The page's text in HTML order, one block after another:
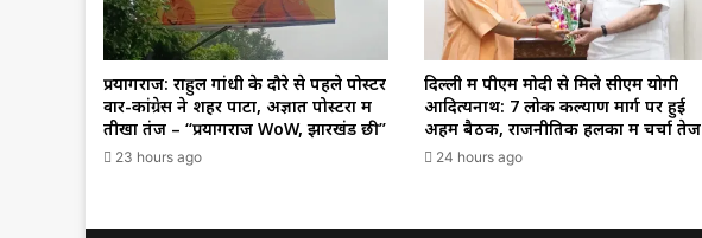
प्रयागराज: राहुल गांधी के दौरे से पहले पोस्टर
वार-कांग्रेस ने शहर पाटा, अज्ञात पोस्टरों में
तीखा तंज – “प्रयागराज WoW, झारखंड छी”
23 hours ago
दिल्ली में पीएम मोदी से मिले सीएम योगी
आदित्यनाथ: 7 लोक कल्याण मार्ग पर हुई
अहम बैठक, राजनीतिक हलकों में चर्चा तेज
24 hours ago